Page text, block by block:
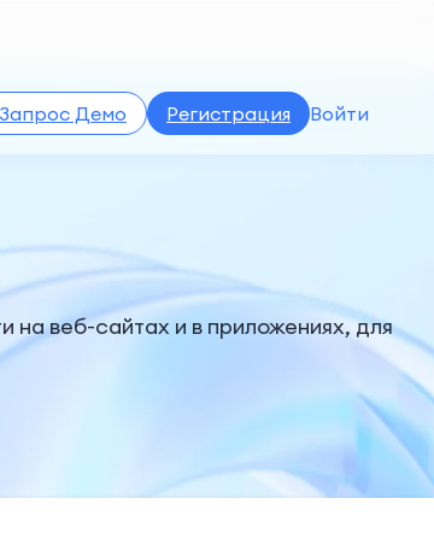
Запрос Демо Регистрация Войти
на веб-сайтах и в приложениях, для